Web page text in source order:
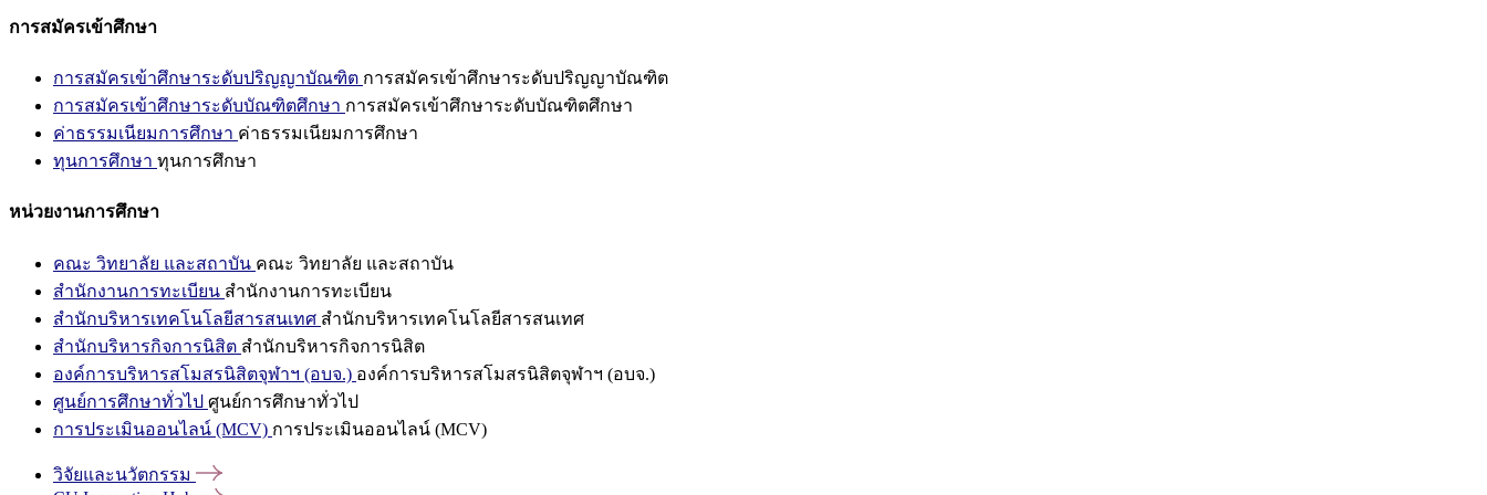
การสมัครเข้าศึกษา
การสมัครเข้าศึกษาระดับปริญญาบัณฑิต การสมัครเข้าศึกษาระดับปริญญาบัณฑิต
การสมัครเข้าศึกษาระดับบัณฑิตศึกษา การสมัครเข้าศึกษาระดับบัณฑิตศึกษา
ค่าธรรมเนียมการศึกษา ค่าธรรมเนียมการศึกษา
ทุนการศึกษา ทุนการศึกษา
หน่วยงานการศึกษา
คณะ วิทยาลัย และสถาบัน คณะ วิทยาลัย และสถาบัน
สำนักงานการทะเบียน สำนักงานการทะเบียน
สำนักบริหารเทคโนโลยีสารสนเทศ สำนักบริหารเทคโนโลยีสารสนเทศ
สำนักบริหารกิจการนิสิต สำนักบริหารกิจการนิสิต
องค์การบริหารสโมสรนิสิตจุฬาฯ (อบจ.) องค์การบริหารสโมสรนิสิตจุฬาฯ (อบจ.)
ศูนย์การศึกษาทั่วไป ศูนย์การศึกษาทั่วไป
การประเมินออนไลน์ (MCV) การประเมินออนไลน์ (MCV)
วิจัยและนวัตกรรม